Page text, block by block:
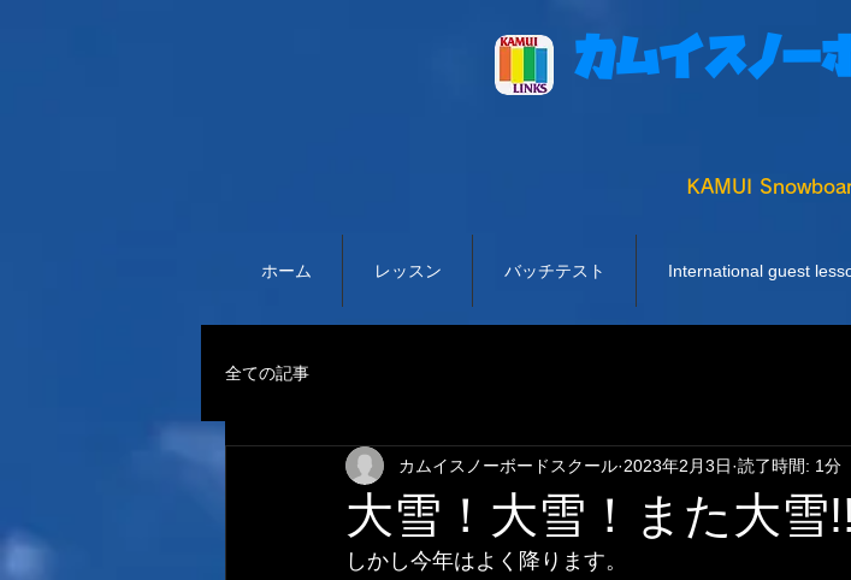
カムイスノー
KAMUI
ホーム レッスン バッチテスト International guest
全ての記事
大雪！大雪！また大雪!!
カムイスノーボードスクール 2023年2月3日 読了時間: 1分
しかし今年はよく降ります。